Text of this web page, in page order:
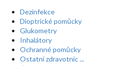
Dezinfekce
Dioptrické pomůcky
Glukometry
Inhalátory
Ochranné pomůcky
Ostatní zdravotnic ...